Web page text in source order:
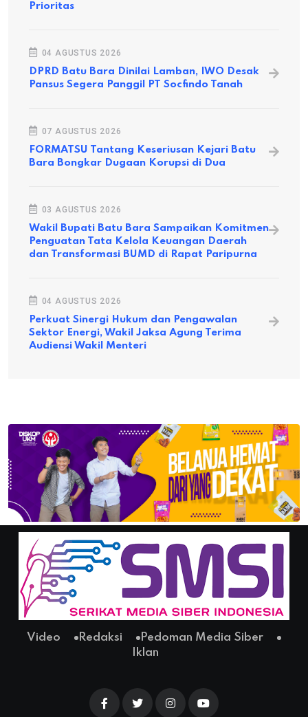
Prioritas
04 AGUSTUS 2026
DPRD Batu Bara Dinilai Lamban, IWO Desak
Pansus Segera Panggil PT Socfindo Tanah
07 AGUSTUS 2026
FORMATSU Tantang Keseriusan Kejari Batu
Bara Bongkar Dugaan Korupsi di Dua
03 AGUSTUS 2026
Wakil Bupati Batu Bara Sampaikan Komitmen
Penguatan Tata Kelola Keuangan Daerah
dan Transformasi BUMD di Rapat Paripurna
04 AGUSTUS 2026
Perkuat Sinergi Hukum dan Pengawalan
Sektor Energi, Wakil Jaksa Agung Terima
Audiensi Wakil Menteri
Video Redaksi
Pedoman Media Siber
Iklan